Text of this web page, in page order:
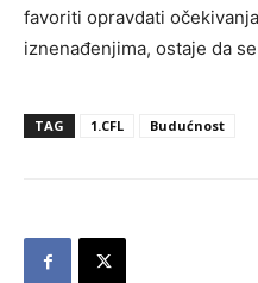
favoriti opravdati
iznenađenjima, ostaje da
TAG 1.CFL Budućnost